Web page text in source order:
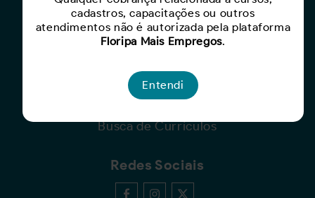
Busca de Oportunidades
Cadastro de Currículo
Capacite-se
Para Empresas
Busca de Currículos
Redes Sociais
cadastros, capacitações ou outros
atendimentos não é autorizada pela plataforma
Floripa Mais Empregos.
Entendi